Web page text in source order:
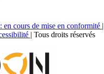
en cours de mise en conformité |
| Tous droits réservés